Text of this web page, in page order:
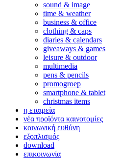
sound & image
time & weather
business & office
clothing & caps
diaries & calendars
giveaways & games
leisure & outdoor
multimedia
pens & pencils
promogroep
smartphone & tablet
christmas items
η εταιρεία
νέα προϊόντα καινοτομίες
κοινωνική ευθύνη
εξοπλισμός
download
επικοινωνία